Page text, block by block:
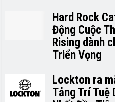
Hard Rock
Động Cuộc
Rising dành
Triển Vọng
Lockton ra
Tảng Trí Tuệ